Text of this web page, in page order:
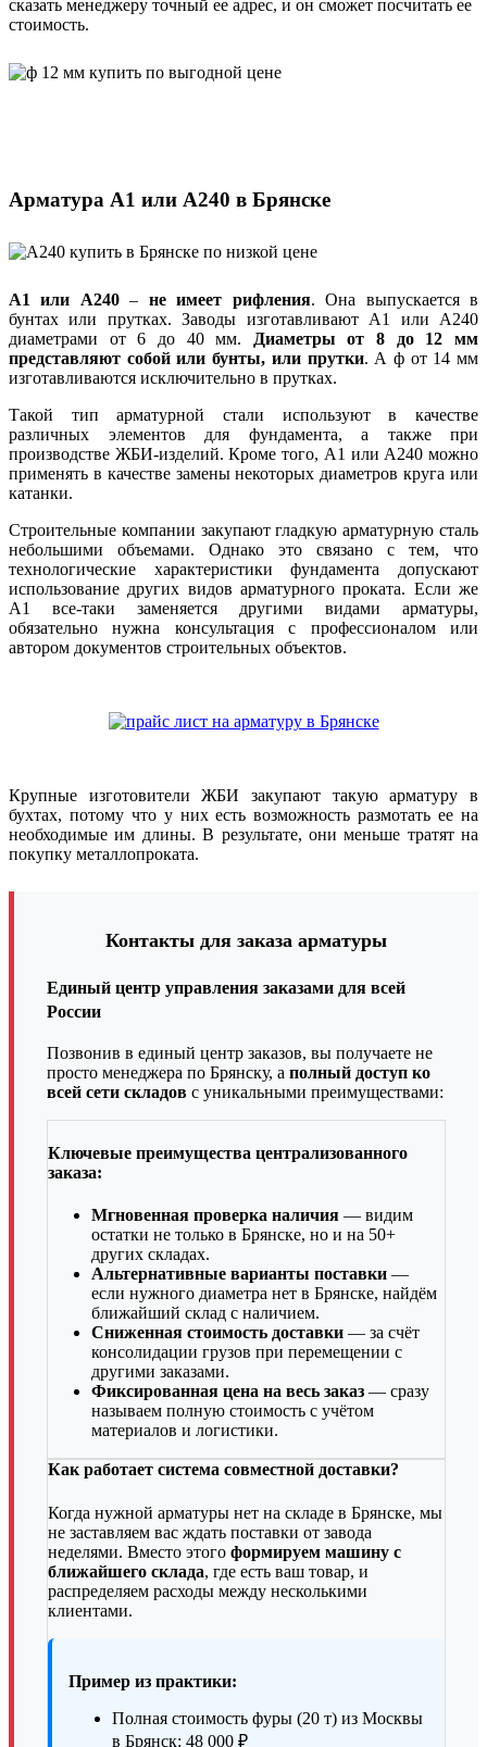
сказать менеджеру точный ее адрес, и он сможет посчитать ее
стоимость.
Арматура А1 или А240 в Брянске
А1 или А240– не имеет рифления. Она выпускается в
бунтах или прутках. Заводы изготавливают А1 или А240
диаметрами от 6 до 40 мм.
Диаметры от 8 до 12 мм
представляют собой или бунты, или прутки. А ф от 14 мм
изготавливаются исключительно в прутках.
Такой тип арматурной стали используют в качестве
различных элементов для фундамента, а также при
производстве ЖБИ-изделий. Кроме того, А1 или А240 можно
применять в качестве замены некоторых диаметров круга или
катанки.
Строительные компании закупают гладкую арматурную сталь
небольшими объемами. Однако это связано с тем, что
технологические характеристики фундамента допускают
использование других видов арматурного проката. Если же
А1 все-таки заменяется другими видами арматуры,
обязательно нужна консультация с профессионалом или
автором документов строительных объектов.
Крупные изготовители ЖБИ закупают такую арматуру в
бухтах, потому что у них есть возможность размотать ее на
необходимые им длины. В результате, они меньше тратят на
покупку металлопроката.
Контакты для заказа арматуры
Единый центр управления заказами для всей
России
Позвонив в единый центр заказов, вы получаете не
просто менеджера по Брянску, а полный доступ ко
всей сети складов с уникальными преимуществами:
Ключевые преимущества централизованного
заказа:
Мгновенная проверка наличия — видим
остатки не только в Брянске, но и на 50+
других складах.
Альтернативные варианты поставки —
если нужного диаметра нет в Брянске, найдём
ближайший склад с наличием.
Сниженная стоимость доставки — за счёт
консолидации грузов при перемещении с
другими заказами.
Фиксированная цена на весь заказ — сразу
называем полную стоимость с учётом
материалов и логистики.
Как работает система совместной доставки?
Когда нужной арматуры нет на складе в Брянске, мы
не заставляем вас ждать поставки от завода
неделями. Вместо этого формируем машину с
ближайшего склада, где есть ваш товар, и
распределяем расходы между несколькими
клиентами.
Пример из практики:
Полная стоимость фуры (20 т) из Москвы
в Брянск: 48 000 ₽